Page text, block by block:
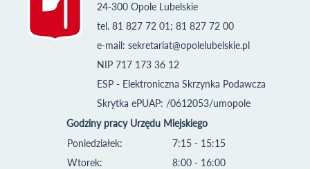
24-300 Opole Lubelskie
tel. 81 827 72 01; 81 827 72 00
e-mail: sekretariat@opolelubelskie.pl
NIP 717 173 36 12
ESP - Elektroniczna Skrzynka Podawcza
Skrytka ePUAP: /0612053/umopole
Godziny pracy Urzędu Miejskiego
Poniedziałek:
Wtorek:
7:15 - 15:15
8:00 - 16:00